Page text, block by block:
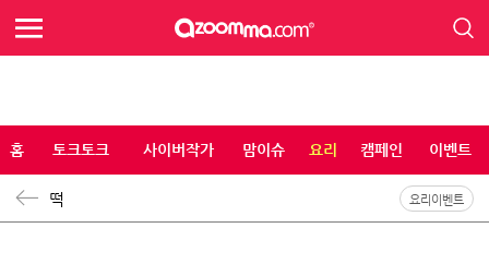
홈 토크토크 사이버작가 맘이슈 요리 캠페인 이벤트
떡 요리이벤트